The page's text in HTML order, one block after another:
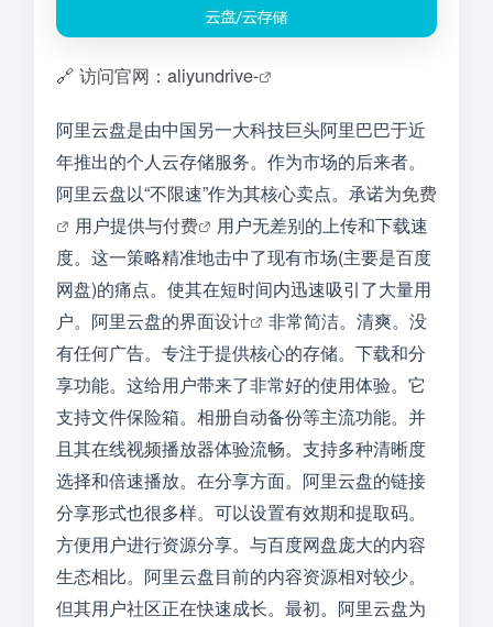
🔗 访问官网：aliyundrive-
阿里云盘是由中国另一大科技巨头阿里巴巴于近
年推出的个人云存储服务。作为市场的后来者。
阿里云盘以“不限速”作为其核心卖点。承诺为免费
用户提供与付费
用户无差别的上传和下载速
度。这一策略精准地击中了现有市场(主要是百度
网盘)的痛点。使其在短时间内迅速吸引了大量用
户。阿里云盘的界面设计
非常简洁。清爽。没
有任何广告。专注于提供核心的存储。下载和分
享功能。这给用户带来了非常好的使用体验。它
支持文件保险箱。相册自动备份等主流功能。并
且其在线视频播放器体验流畅。支持多种清晰度
选择和倍速播放。在分享方面。阿里云盘的链接
分享形式也很多样。可以设置有效期和提取码。
方便用户进行资源分享。与百度网盘庞大的内容
生态相比。阿里云盘目前的内容资源相对较少。
但其用户社区正在快速成长。最初。阿里云盘为